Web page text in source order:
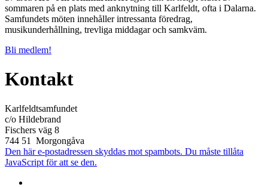
sommaren på en plats med anknytning till Karlfeldt, ofta i Dalarna.
Samfundets möten innehåller intressanta föredrag,
musikunderhållning, trevliga middagar och samkväm.
Bli medlem!
Kontakt
Karlfeldtsamfundet
c/o Hildebrand
Fischers väg 8
744 51 Morgongåva
Den här e-postadressen skyddas mot spambots. Du måste tillåta
JavaScript för att se den.